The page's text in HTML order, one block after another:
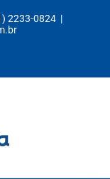
2233-0824 |